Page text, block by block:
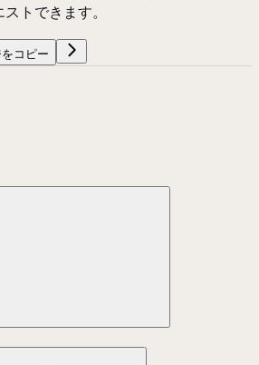
トできます。
コピー